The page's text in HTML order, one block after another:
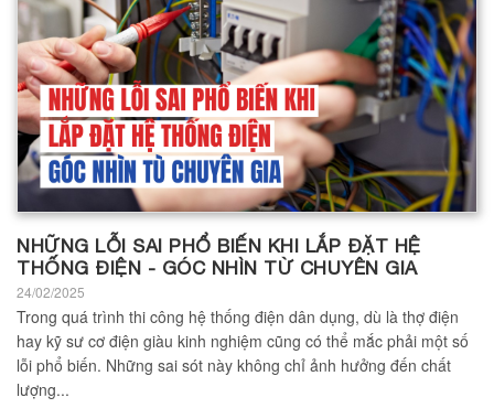
NHỮNG LỖI SAI PHỔ BIẾN KHI LẮP ĐẶT HỆ
THỐNG ĐIỆN - GÓC NHÌN TỪ CHUYÊN GIA
24/02/2025
Trong quá trình thi công hệ thống điện dân dụng, dù là thợ điện
hay kỹ sư cơ điện giàu kinh nghiệm cũng có thể mắc phải một số
lỗi phổ biến. Những sai sót này không chỉ ảnh hưởng đến chất
lượng...